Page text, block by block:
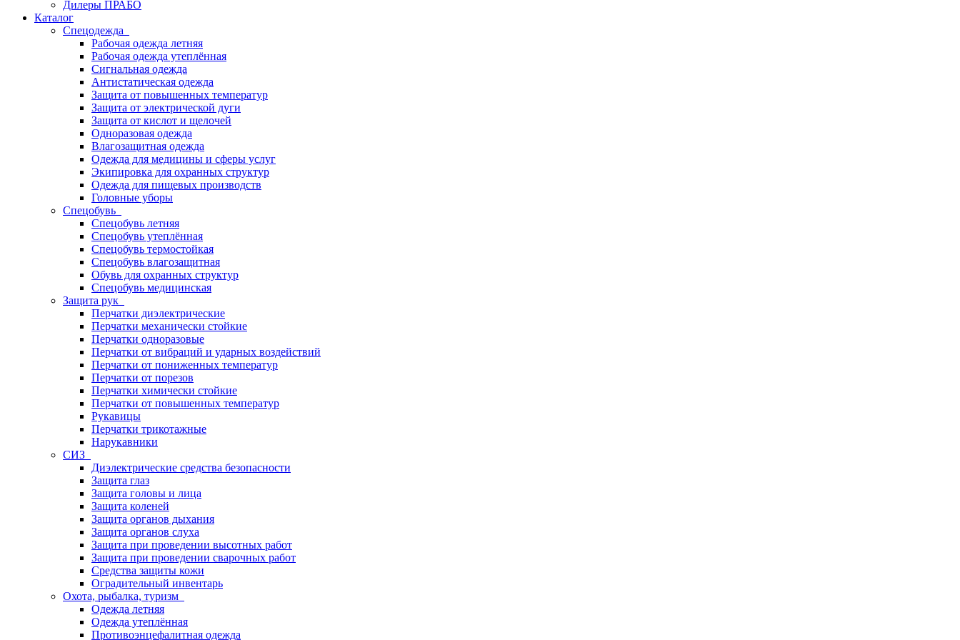
Дилеры ПРАБО
Каталог
Спецодежда
Рабочая одежда летняя
Рабочая одежда утеплённая
Сигнальная одежда
Антистатическая одежда
Защита от повышенных температур
Защита от электрической дуги
Защита от кислот и щелочей
Одноразовая одежда
Влагозащитная одежда
Одежда для медицины и сферы услуг
Экипировка для охранных структур
Одежда для пищевых производств
Головные уборы
Спецобувь
Спецобувь летняя
Спецобувь утеплённая
Спецобувь термостойкая
Спецобувь влагозащитная
Обувь для охранных структур
Спецобувь медицинская
Защита рук
Перчатки диэлектрические
Перчатки механически стойкие
Перчатки одноразовые
Перчатки от вибраций и ударных воздействий
Перчатки от пониженных температур
Перчатки от порезов
Перчатки химически стойкие
Перчатки от повышенных температур
Рукавицы
Перчатки трикотажные
Нарукавники
СИЗ
Диэлектрические средства безопасности
Защита глаз
Защита головы и лица
Защита коленей
Защита органов дыхания
Защита органов слуха
Защита при проведении высотных работ
Защита при проведении сварочных работ
Средства защиты кожи
Оградительный инвентарь
Охота, рыбалка, туризм
Одежда летняя
Одежда утеплённая
Противоэнцефалитная одежда